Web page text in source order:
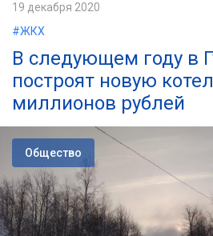
Наши
19 декабря 2020
#ЖКХ
В следующем году в
построят новую
миллионов рублей
Общество